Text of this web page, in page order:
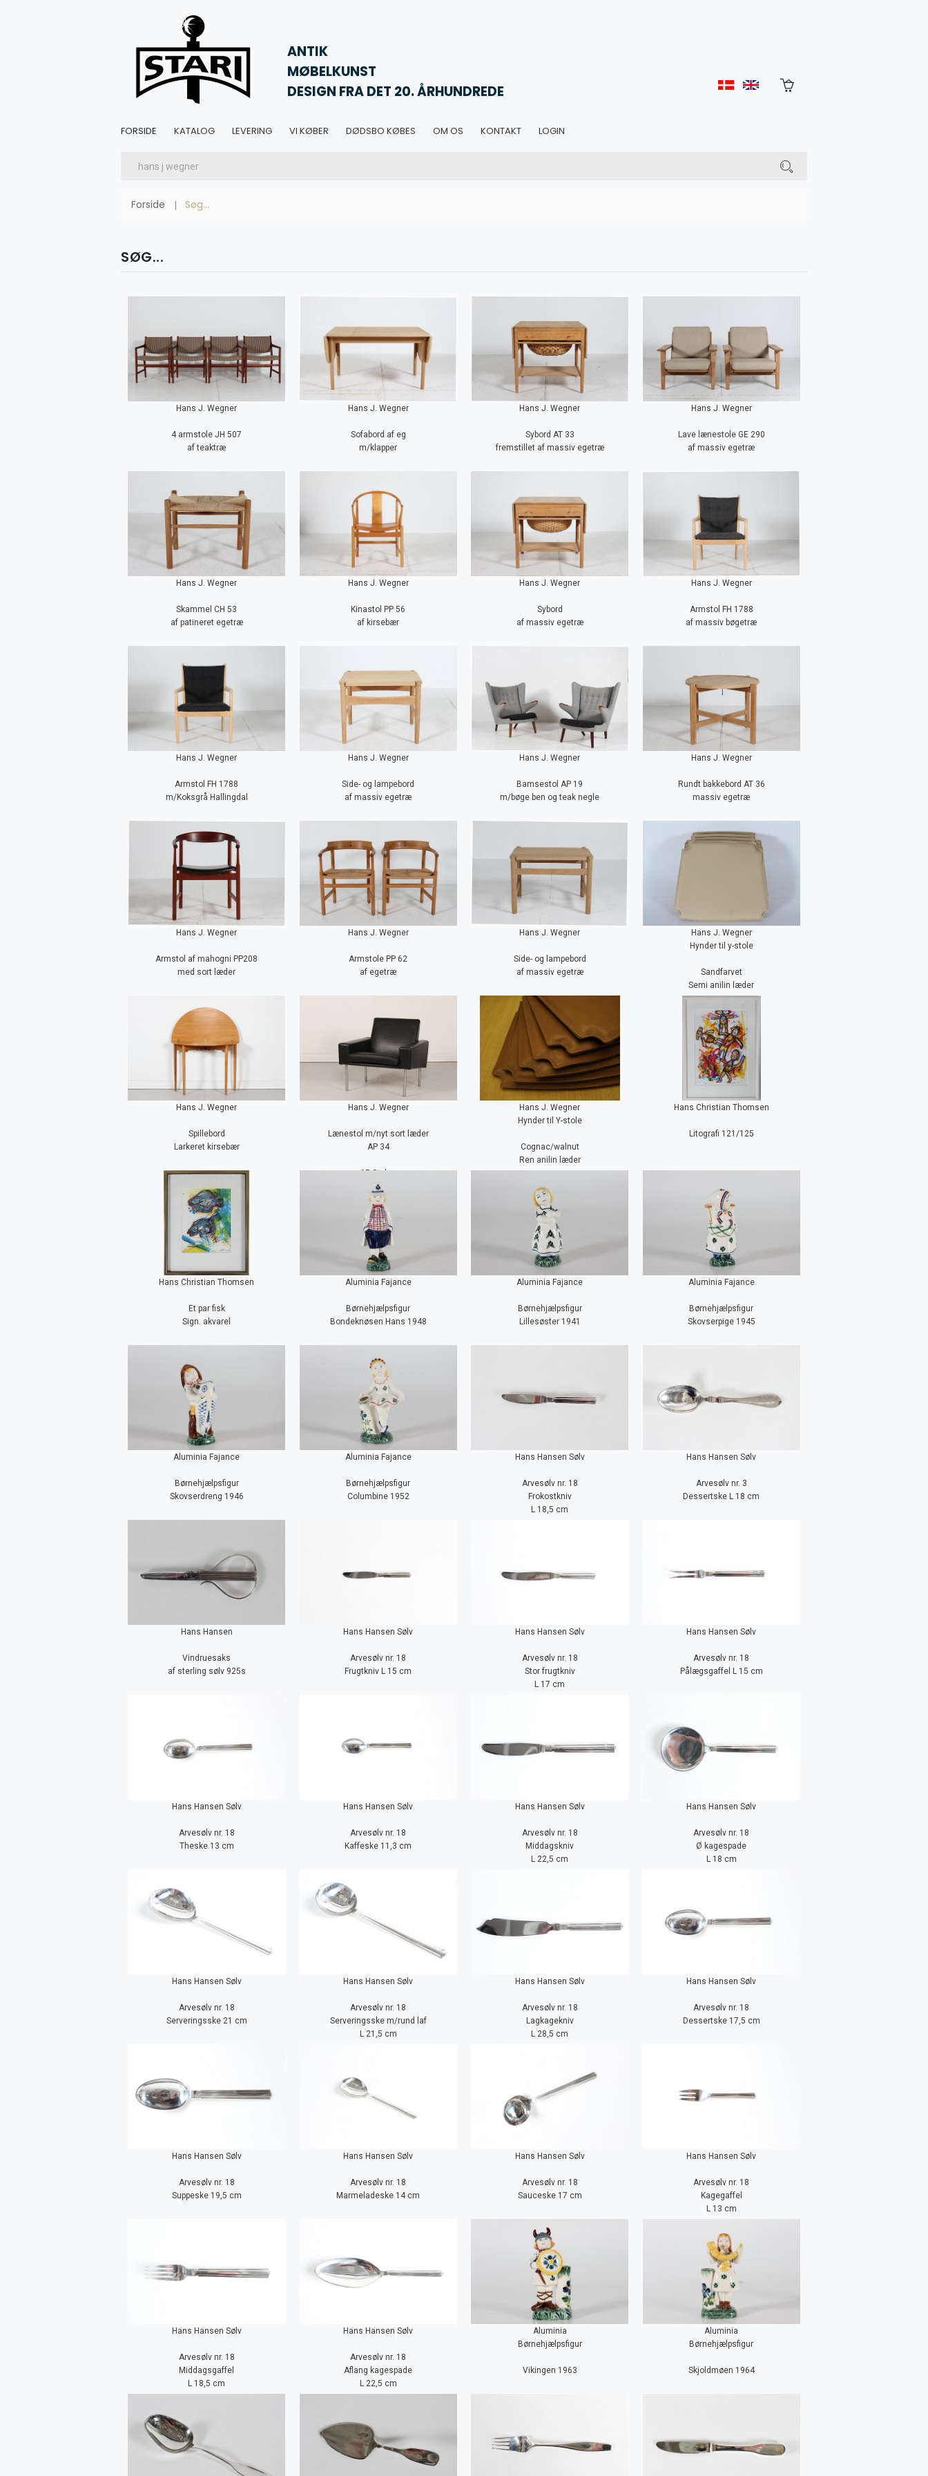
ANTIK
MØBELKUNST
DESIGN FRA DET 20. ÅRHUNDREDE
FORSIDE KATALOG LEVERING VI KØBER DØDSBO KØBES OM OS KONTAKT LOGIN
Forside Søg...
SØG...
Hans J. Wegner
4 armstole JH 507
af teaktræ
Hans J. Wegner
Sofabord af eg
m/klapper
Hans J. Wegner
Sybord AT 33
fremstillet af massiv egetræ
Hans J. Wegner
Lave lænestole GE 290
af massiv egetræ
Hans J. Wegner
Skammel CH 53
af patineret egetræ
Hans J. Wegner
Kinastol PP 56
af kirsebær
Hans J. Wegner
Sybord
af massiv egetræ
Hans J. Wegner
Armstol FH 1788
af massiv bøgetræ
Hans J. Wegner
Armstol FH 1788
m/Koksgrå Hallingdal
Hans J. Wegner
Side- og lampebord
af massiv egetræ
Hans J. Wegner
Bamsestol AP 19
m/bøge ben og teak negle
Hans J. Wegner
Rundt bakkebord AT 36
massiv egetræ
Hans J. Wegner
Armstol af mahogni PP208
med sort læder
Hans J. Wegner
Armstole PP 62
af egetræ
Hans J. Wegner
Side- og lampebord
af massiv egetræ
Hans J. Wegner
Hynder til y-stole
Sandfarvet
Semi anilin læder
Hans J. Wegner
Spillebord
Larkeret kirsebær
Hans J. Wegner
Lænestol m/nyt sort læder
AP 34
AP Stolen
Hans J. Wegner
Hynder til Y-stole
Cognac/walnut
Ren anilin læder
Hans Christian Thomsen
Litografi 121/125
Hans Christian Thomsen
Et par fisk
Sign. akvarel
Aluminia Fajance
Børnehjælpsfigur
Bondeknøsen Hans 1948
Aluminia Fajance
Børnehjælpsfigur
Lillesøster 1941
Aluminia Fajance
Børnehjælpsfigur
Skovserpige 1945
Aluminia Fajance
Børnehjælpsfigur
Skovserdreng 1946
Aluminia Fajance
Børnehjælpsfigur
Columbine 1952
Hans Hansen Sølv
Arvesølv nr. 18
Frokostkniv
L 18,5 cm
Hans Hansen Sølv
Arvesølv nr. 3
Dessertske L 18 cm
Hans Hansen
Vindruesaks
af sterling sølv 925s
Hans Hansen Sølv
Arvesølv nr. 18
Frugtkniv L 15 cm
Hans Hansen Sølv
Arvesølv nr. 18
Stor frugtkniv
L 17 cm
Hans Hansen Sølv
Arvesølv nr. 18
Pålægsgaffel L 15 cm
Hans Hansen Sølv
Arvesølv nr. 18
Theske 13 cm
Hans Hansen Sølv
Arvesølv nr. 18
Kaffeske 11,3 cm
Hans Hansen Sølv
Arvesølv nr. 18
Middagskniv
L 22,5 cm
Hans Hansen Sølv
Arvesølv nr. 18
Ø kagespade
L 18 cm
Hans Hansen Sølv
Arvesølv nr. 18
Serveringsske 21 cm
Hans Hansen Sølv
Arvesølv nr. 18
Serveringsske m/rund laf
L 21,5 cm
Hans Hansen Sølv
Arvesølv nr. 18
Lagkagekniv
L 28,5 cm
Hans Hansen Sølv
Arvesølv nr. 18
Dessertske 17,5 cm
Hans Hansen Sølv
Arvesølv nr. 18
Suppeske 19,5 cm
Hans Hansen Sølv
Arvesølv nr. 18
Marmeladeske 14 cm
Hans Hansen Sølv
Arvesølv nr. 18
Sauceske 17 cm
Hans Hansen Sølv
Arvesølv nr. 18
Kagegaffel
L 13 cm
Hans Hansen Sølv
Arvesølv nr. 18
Middagsgaffel
L 18,5 cm
Hans Hansen Sølv
Arvesølv nr. 18
Aflang kagespade
L 22,5 cm
Aluminia
Børnehjælpsfigur
Vikingen 1963
Aluminia
Børnehjælpsfigur
Skjoldmøen 1964